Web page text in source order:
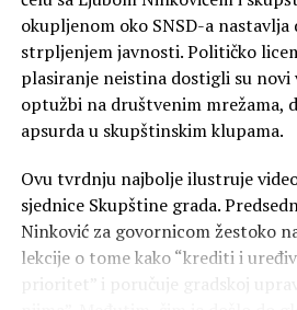
debakl.
Banjaluka24
odgovornošću i
uzvratimo
borcima koji su
Republiku Srpsku.
zalažemo za pet
godina za
svim borcima!
i hvala poginulim
okupljenom oko SNSD-a nastavlja
strpljenjem javnosti. Političko
plasiranje neistina dostigli su
optužbi na društvenim mrežama,
apsurda u skupštinskim klupama.
Ovu tvrdnju najbolje ilustruje
sjednice Skupštine grada.
Ninković za govornicom žestoko
lekcije o tome kako “krediti i
prioritet” i poručuje gradskoj